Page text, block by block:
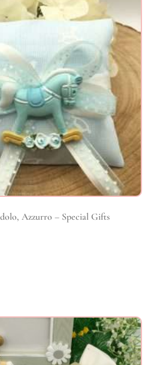
Azzurro – Special Gifts